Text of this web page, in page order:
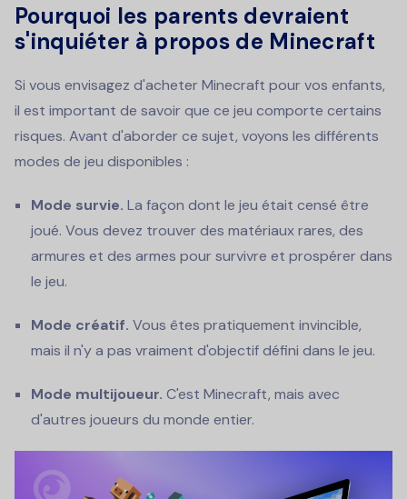
Pourquoi les parents devraient
s'inquiéter à propos de Minecraft
Si vous envisagez d'acheter Minecraft pour vos enfants,
il est important de savoir que ce jeu comporte certains
risques. Avant d'aborder ce sujet, voyons les différents
modes de jeu disponibles :
Mode survie. La façon dont le jeu était censé être
joué. Vous devez trouver des matériaux rares, des
armures et des armes pour survivre et prospérer dans
le jeu.
Mode créatif. Vous êtes pratiquement invincible,
mais il n'y a pas vraiment d'objectif défini dans le jeu.
Mode multijoueur. C'est Minecraft, mais avec
d'autres joueurs du monde entier.